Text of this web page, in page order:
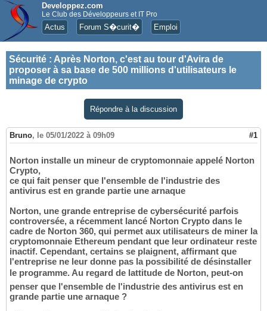
Developpez.com
Le Club des Développeurs et IT Pro
Actus Forum S�curit� Emploi
Sécurité : Après Norton, c'est au tour d'Avira de
proposer à sa base de 500 millions d'utilisateurs le
minage de crypto
Répondre à la discussion
Bruno, le 05/01/2022 à 09h09 #1
Norton installe un mineur de cryptomonnaie appelé Norton
Crypto,
ce qui fait penser que l'ensemble de l'industrie des
antivirus est en grande partie une arnaque
Norton, une grande entreprise de cybersécurité parfois
controversée, a récemment lancé Norton Crypto dans le
cadre de Norton 360, qui permet aux utilisateurs de miner la
cryptomonnaie Ethereum pendant que leur ordinateur reste
inactif. Cependant, certains se plaignent, affirmant que
l'entreprise ne leur donne pas la possibilité de désinstaller
le programme. Au regard de lattitude de Norton, peut-on
penser que l'ensemble de l'industrie des antivirus est en
grande partie une arnaque ?